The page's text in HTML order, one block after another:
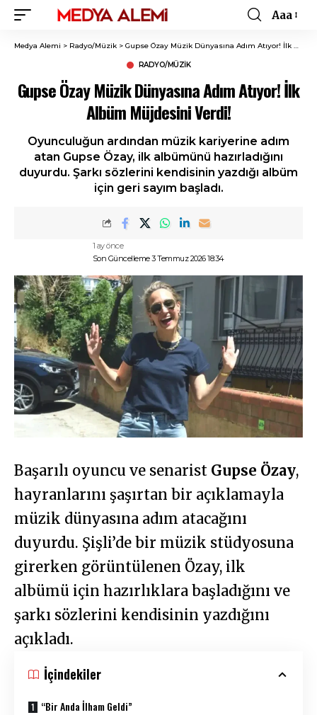
Font
Resizer
Aaa
Medya Alemi > Radyo/Müzik > Gupse Özay Müzik Dünyasına Adım Atıyor! İlk Albüm Müjdesini Verdi!
RADYO/MÜZIK
Gupse Özay Müzik Dünyasına Adım Atıyor! İlk
Albüm Müjdesini Verdi!
Oyunculuğun ardından müzik kariyerine adım
atan Gupse Özay, ilk albümünü hazırladığını
duyurdu. Şarkı sözlerini kendisinin yazdığı albüm
için geri sayım başladı.
Son Güncelleme 3 Temmuz 2026 18:34
1 ay önce
Başarılı oyuncu ve senarist Gupse Özay,
hayranlarını şaşırtan bir açıklamayla
müzik dünyasına adım atacağını
duyurdu. Şişli’de bir müzik stüdyosuna
girerken görüntülenen Özay, ilk
albümü için hazırlıklara başladığını ve
şarkı sözlerini kendisinin yazdığını
açıkladı.
İçindekiler
“Bir Anda İlham Geldi”